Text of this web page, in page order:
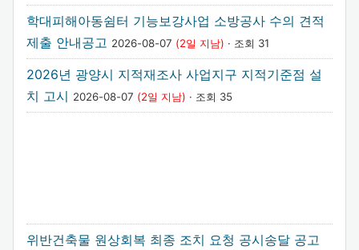
학대피해아동쉼터 기능보강사업 소방공사 수의 견적
제출 안내공고 2026-08-07 (2일 지남) · 조회 31
2026년 광양시 지적재조사 사업지구 지적기준점 설
치 고시 2026-08-07 (2일 지남) · 조회 35
위반건축물 원상회복 최종 조치 요청 공시송달 공고